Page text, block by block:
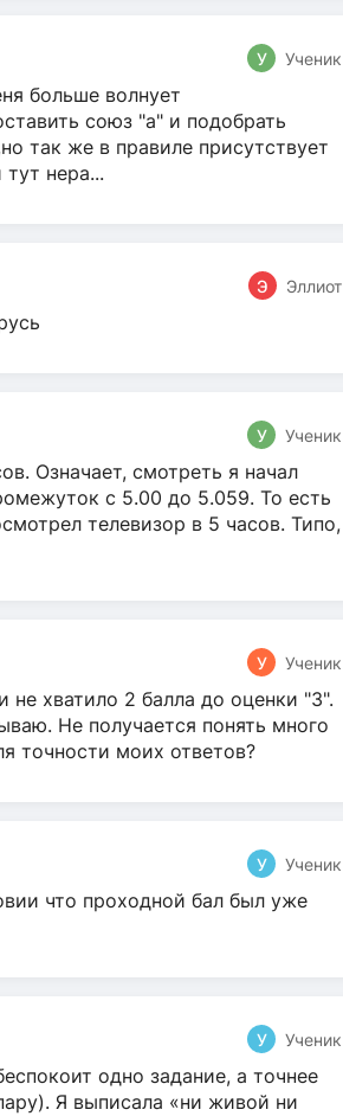
У Ученик
больше волнует
союз "а" и подобрать
так же в правиле присутствует
нера...
Э Эллиот
У Ученик
Означает, смотреть я начал
с 5.00 до 5.059. То есть
телевизор в 5 часов. Типо,
У Ученик
не хватило 2 балла до оценки "3".
Не получается понять много
точности моих ответов?
У Ученик
что проходной бал был уже
У Ученик
одно задание, а точнее
Я выписала «ни живой ни